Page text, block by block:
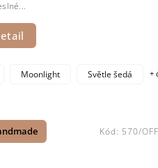
Moonlight Světle šedá +
Kód: 570/OFF